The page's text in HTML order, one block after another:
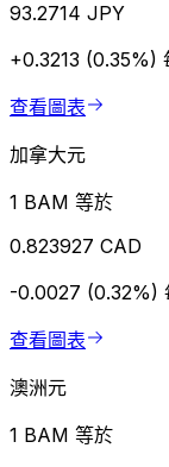
93.2714 JPY
+0.3213 (0.35%)
查看圖表
加拿大元
1 BAM 等於
0.823927 CAD
-0.0027 (0.32%)
查看圖表
澳洲元
1 BAM 等於